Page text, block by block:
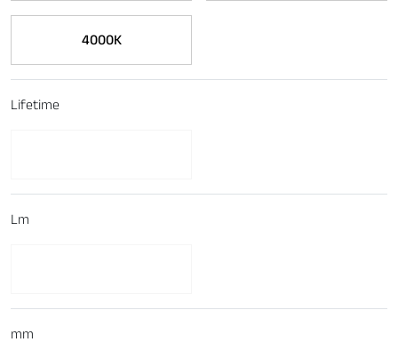
4000K
Lifetime
Lm
mm